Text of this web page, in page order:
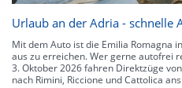
Urlaub an der Adria - schnelle
Mit dem Auto ist die Emilia Romagna
aus zu erreichen. Wer gerne autofrei
3. Oktober 2026 fahren Direktzüge
nach Rimini, Riccione und Cattolica